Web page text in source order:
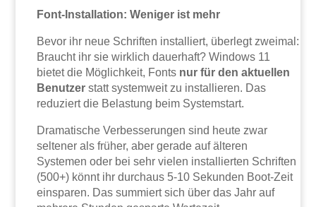
Font-Installation: Weniger ist mehr
Bevor ihr neue Schriften installiert, überlegt zweimal:
Braucht ihr sie wirklich dauerhaft? Windows 11
bietet die Möglichkeit, Fonts nur für den aktuellen
Benutzer statt systemweit zu installieren. Das
reduziert die Belastung beim Systemstart.
Dramatische Verbesserungen sind heute zwar
seltener als früher, aber gerade auf älteren
Systemen oder bei sehr vielen installierten Schriften
(500+) könnt ihr durchaus 5-10 Sekunden Boot-Zeit
einsparen. Das summiert sich über das Jahr auf